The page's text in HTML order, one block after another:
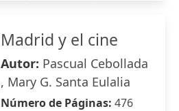
Madrid y el cine
Autor: Pascual Cebollada
, Mary G. Santa Eulalia
Número de Páginas: 476